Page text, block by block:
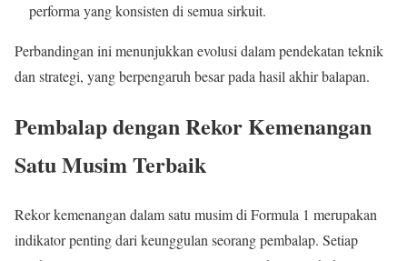
performa yang konsisten di semua sirkuit.
Perbandingan ini menunjukkan evolusi dalam pendekatan teknik
dan strategi, yang berpengaruh besar pada hasil akhir balapan.
Pembalap dengan Rekor Kemenangan
Satu Musim Terbaik
Rekor kemenangan dalam satu musim di Formula 1 merupakan
indikator penting dari keunggulan seorang pembalap. Setiap